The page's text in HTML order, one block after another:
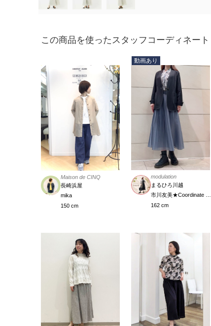
この商品を使ったスタッフコーディネート
Maison de CINQ
長崎浜屋
mika
150 cm
動画あり
modulation
まるひろ川越
市川友美★Coordinate Meister
162 cm